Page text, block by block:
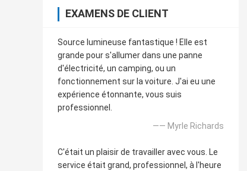
EXAMENS DE CLIENT
Source lumineuse fantastique ! Elle est
grande pour s'allumer dans une panne
d'électricité, un camping, ou un
fonctionnement sur la voiture. J'ai eu une
expérience étonnante, vous suis
professionnel.
—— Myrle Richards
C'était un plaisir de travailler avec vous. Le
service était grand, professionnel, à l'heure